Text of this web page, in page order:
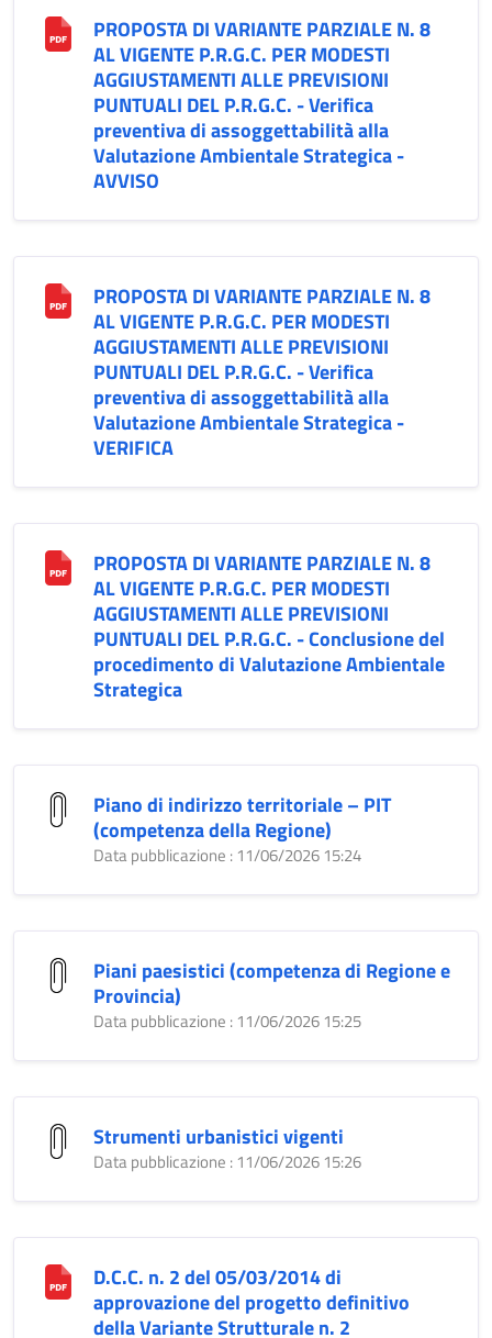
PROPOSTA DI VARIANTE PARZIALE N. 8
AL VIGENTE P.R.G.C. PER MODESTI
AGGIUSTAMENTI ALLE PREVISIONI
PUNTUALI DEL P.R.G.C. - Verifica
preventiva di assoggettabilità alla
Valutazione Ambientale Strategica -
AVVISO
PROPOSTA DI VARIANTE PARZIALE N. 8
AL VIGENTE P.R.G.C. PER MODESTI
AGGIUSTAMENTI ALLE PREVISIONI
PUNTUALI DEL P.R.G.C. - Verifica
preventiva di assoggettabilità alla
Valutazione Ambientale Strategica -
VERIFICA
PROPOSTA DI VARIANTE PARZIALE N. 8
AL VIGENTE P.R.G.C. PER MODESTI
AGGIUSTAMENTI ALLE PREVISIONI
PUNTUALI DEL P.R.G.C. - Conclusione del
procedimento di Valutazione Ambientale
Strategica
Piano di indirizzo territoriale – PIT
(competenza della Regione)
Data pubblicazione : 11/06/2026 15:24
Piani paesistici (competenza di Regione e
Provincia)
Data pubblicazione : 11/06/2026 15:25
Strumenti urbanistici vigenti
Data pubblicazione : 11/06/2026 15:26
D.C.C. n. 2 del 05/03/2014 di
approvazione del progetto definitivo
della Variante Strutturale n. 2